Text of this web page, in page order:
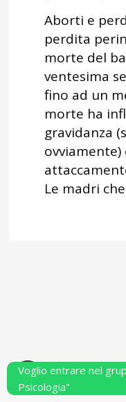
Aborti e
perdita
morte del
ventesima
fino ad un
morte ha
gravidanza
Le madri
Powered
Voglio entrare nel
Psicologia"